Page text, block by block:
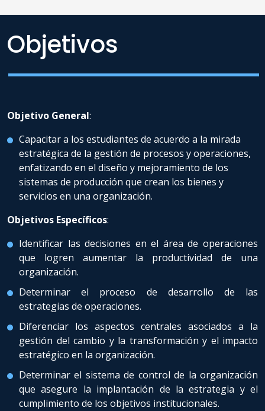
Objetivo General:
Capacitar a los estudiantes de acuerdo a la mirada
estratégica de la gestión de procesos y operaciones,
enfatizando en el diseño y mejoramiento de los
sistemas de producción que crean los bienes y
servicios en una organización.
Objetivos Específicos:
Identificar las decisiones en el área de operaciones
que logren aumentar la productividad de una
organización.
Determinar el proceso de desarrollo de las
estrategias de operaciones.
Diferenciar los aspectos centrales asociados a la
gestión del cambio y la transformación y el impacto
estratégico en la organización.
Determinar el sistema de control de la organización
que asegure la implantación de la estrategia y el
cumplimiento de los objetivos institucionales.
Objetivos